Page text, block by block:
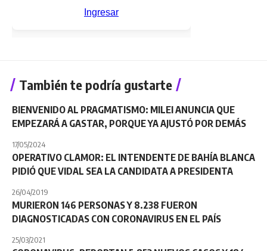
También te podría gustarte
BIENVENIDO AL PRAGMATISMO: MILEI ANUNCIA QUE
EMPEZARÁ A GASTAR, PORQUE YA AJUSTÓ POR DEMÁS
17/05/2024
OPERATIVO CLAMOR: EL INTENDENTE DE BAHÍA BLANCA
PIDIÓ QUE VIDAL SEA LA CANDIDATA A PRESIDENTA
26/04/2019
MURIERON 146 PERSONAS Y 8.238 FUERON
DIAGNOSTICADAS CON CORONAVIRUS EN EL PAÍS
25/03/2021